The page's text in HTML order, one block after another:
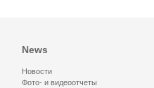
News
Новости
Фото- и видеоотчеты